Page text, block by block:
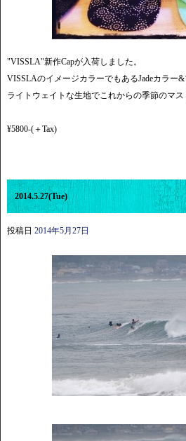
"VISSLA"新作Capが入荷しました。
VISSLAのイメージカラーでもあるJadeカラー&
ライトウェイトな生地でこれからの季節のマス
¥5800-(＋Tax)
2014.5.27(Tue)
投稿日 2014年5月27日